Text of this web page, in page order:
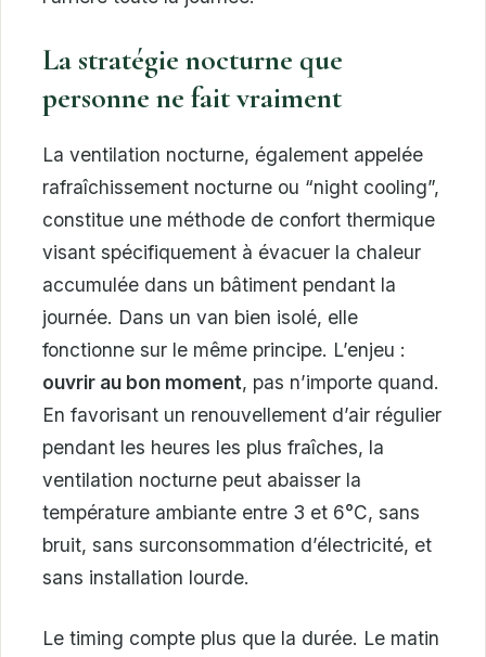
La stratégie nocturne que
personne ne fait vraiment
La ventilation nocturne, également appelée
rafraîchissement nocturne ou “night cooling”,
constitue une méthode de confort thermique
visant spécifiquement à évacuer la chaleur
accumulée dans un bâtiment pendant la
journée. Dans un van bien isolé, elle
fonctionne sur le même principe. L’enjeu :
ouvrir au bon moment, pas n’importe quand.
En favorisant un renouvellement d’air régulier
pendant les heures les plus fraîches, la
ventilation nocturne peut abaisser la
température ambiante entre 3 et 6°C, sans
bruit, sans surconsommation d’électricité, et
sans installation lourde.
Le timing compte plus que la durée. Le matin